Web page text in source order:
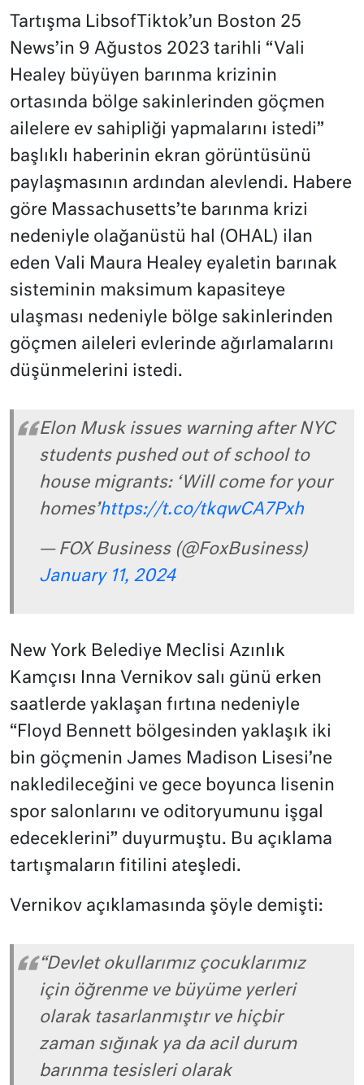
Tartışma LibsofTiktok’un Boston 25
News’in 9 Ağustos 2023 tarihli “Vali
Healey büyüyen barınma krizinin
ortasında bölge sakinlerinden göçmen
ailelere ev sahipliği yapmalarını istedi”
başlıklı haberinin ekran görüntüsünü
paylaşmasının ardından alevlendi. Habere
göre Massachusetts’te barınma krizi
nedeniyle olağanüstü hal (OHAL) ilan
eden Vali Maura Healey eyaletin barınak
sisteminin maksimum kapasiteye
ulaşması nedeniyle bölge sakinlerinden
göçmen aileleri evlerinde ağırlamalarını
düşünmelerini istedi.
Elon Musk issues warning after NYC
students pushed out of school to
house migrants: ‘Will come for your
homes’https://t.co/tkqwCA7Pxh
— FOX Business (@FoxBusiness)
January 11, 2024
New York Belediye Meclisi Azınlık
Kamçısı Inna Vernikov salı günü erken
saatlerde yaklaşan fırtına nedeniyle
“Floyd Bennett bölgesinden yaklaşık iki
bin göçmenin James Madison Lisesi’ne
nakledileceğini ve gece boyunca lisenin
spor salonlarını ve oditoryumunu işgal
edeceklerini” duyurmuştu. Bu açıklama
tartışmaların fitilini ateşledi.
Vernikov açıklamasında şöyle demişti:
“Devlet okullarımız çocuklarımız
için öğrenme ve büyüme yerleri
olarak tasarlanmıştır ve hiçbir
zaman sığınak ya da acil durum
barınma tesisleri olarak